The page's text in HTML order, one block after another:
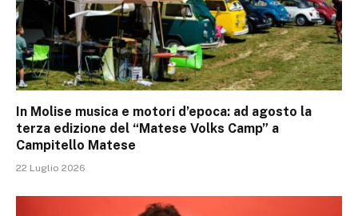
In Molise musica e motori d’epoca: ad agosto la
terza edizione del “Matese Volks Camp” a
Campitello Matese
22 Luglio 2026